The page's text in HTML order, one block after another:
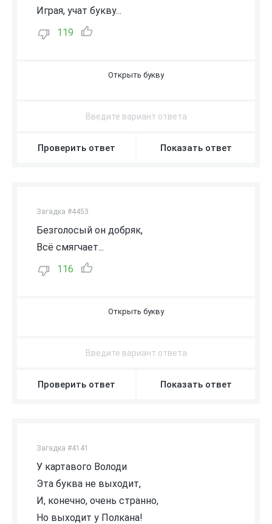
Играя, учат букву...
119
Проверить ответ Показать ответ
Загадка #4453
Безголосый он добряк,
Всё смягчает...
116
Проверить ответ Показать ответ
Загадка #4141
У картавого Володи
Эта буква не выходит,
И, конечно, очень странно,
Но выходит у Полкана!